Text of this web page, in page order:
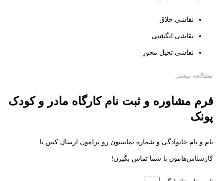
نقاشی خلاق
نقاشی انگشتی
نقاشی تخیل محور
کارگاه هنر و خلاقیت مادر و کودک، فضایی برای کشف رنگ‌ها، بافت‌ها و
مطالعه بیشتر
فرم مشاوره و ثبت نام کارگاه مادر و کودک
پونک
نام و نام خانوادگی و شماره تماستون رو برامون ارسال کنین تا
کارشناس‌هامون با شما تماس بگیرن!